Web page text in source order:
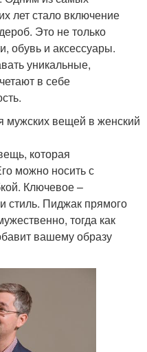
лет стало включение
Это не только
обувь и аксессуары.
уникальные,
в себе
вещей в женский
которая
можно носить с
Ключевое –
стиль. Пиджак прямого
тогда как
вашему образу